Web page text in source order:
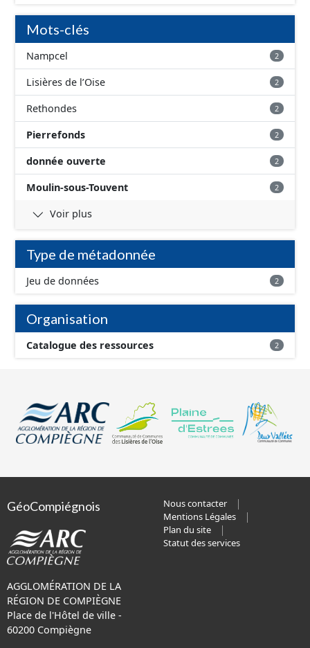
Mots-clés
Nampcel 2
Lisières de l’Oise 2
Rethondes 2
Pierrefonds 2
donnée ouverte 2
Moulin-sous-Touvent 2
Voir plus
Type de métadonnée
Jeu de données 2
Organisation
Catalogue des ressources 2
GéoCompiégnois
AGGLOMÉRATION DE LA
RÉGION DE COMPIÈGNE
Place de l'Hôtel de ville -
60200 Compiègne
Nous contacter
Mentions Légales
Plan du site
Statut des services